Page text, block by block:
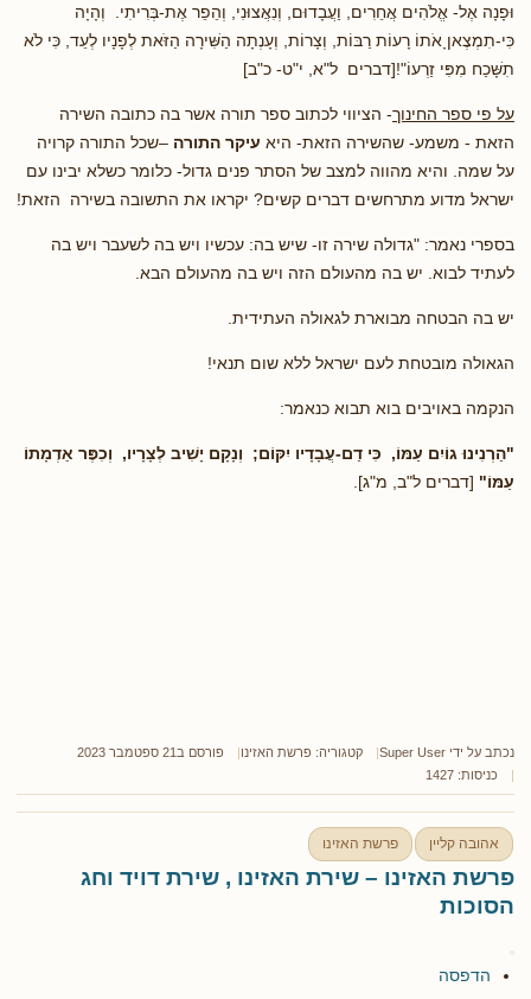
וּפָנָה אֶל- אֱלֹהִים אֲחֵרִים, וַעֲבָדוּם, וְנִאֲצוּנִי, וְהֵפֵר אֶת-בְּרִיתִי. וְהָיָה
כִּי-תִמְצֶאןָ אֹתוֹ רָעוֹת רַבּוֹת, וְצָרוֹת, וְעָנְתָה הַשִּׁירָה הַזֹּאת לְפָנָיו לְעֵד, כִּי לֹא
תִשָּׁכַח מִפִּי זַרְעוֹ"![דברים ל"א, י"ט- כ"ב]
על פי ספר החינוך- הציווי לכתוב ספר תורה אשר בה כתובה השירה
הזאת - משמע- שהשירה הזאת- היא עיקר התורה –שכל התורה קרויה
על שמה. והיא מהווה למצב של הסתר פנים גדול- כלומר כשלא יבינו עם
ישראל מדוע מתרחשים דברים קשים? יקראו את התשובה בשירה הזאת!
בספרי נאמר: "גדולה שירה זו- שיש בה: עכשיו ויש בה לשעבר ויש בה
לעתיד לבוא. יש בה מהעולם הזה ויש בה מהעולם הבא.
יש בה הבטחה מבוארת לגאולה העתידית.
הגאולה מובטחת לעם ישראל ללא שום תנאי!
הנקמה באויבים בוא תבוא כנאמר:
"הַרְנִינוּ גוֹיִם עַמּוֹ, כִּי דַם-עֲבָדָיו יִקּוֹם; וְנָקָם יָשִׁיב לְצָרָיו, וְכִפֶּר אַדְמָתוֹ
עַמּוֹ" [דברים ל"ב, מ"ג].
נכתב על ידי Super User קטגוריה: פרשת האזינו
פורסם ב21 ספטמבר 2023
כניסות: 1427
אהובה קליין פרשת האזינו
פרשת האזינו – שירת האזינו , שירת דויד וחג
הסוכות
הדפסה